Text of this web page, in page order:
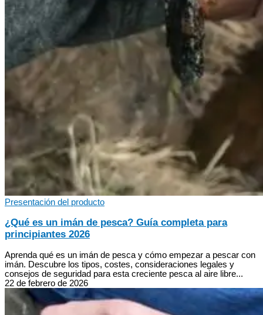
Presentación del producto
¿Qué es un imán de pesca? Guía completa para
principiantes 2026
Aprenda qué es un imán de pesca y cómo empezar a pescar con
imán. Descubre los tipos, costes, consideraciones legales y
consejos de seguridad para esta creciente pesca al aire libre...
22 de febrero de 2026